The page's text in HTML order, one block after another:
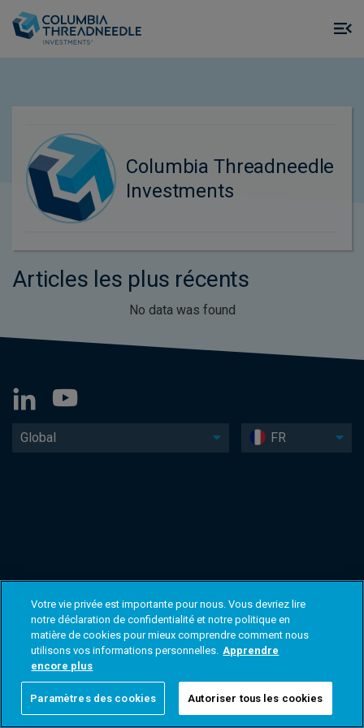
Columbia Threadneedle
Investments
Articles les plus récents
No data was found
Global FR
Votre vie privée est importante pour nous. Vous devriez lire
notre déclaration de confidentialité et notre politique en
matière de cookies pour mieux comprendre comment nous
utilisons vos informations personnelles. Apprendre
encore plus
Paramètres des cookies Autoriser tous les cookies